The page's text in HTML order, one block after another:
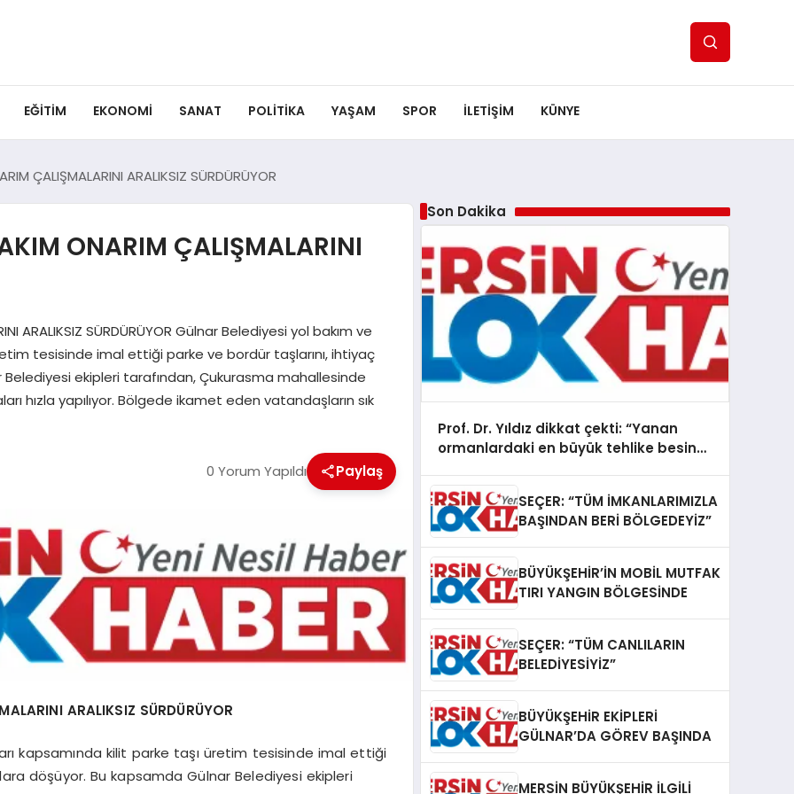
EĞITIM EKONOMI SANAT POLITIKA YAŞAM SPOR ILETİŞİM KÜNYE
ÇALIŞMALARINI ARALIKSIZ SÜRDÜRÜYOR
ONARIM ÇALIŞMALARINI
ARALIKSIZ SÜRDÜRÜYOR Gülnar Belediyesi yol bakım ve
tesisinde imal ettiği parke ve bordür taşlarını, ihtiyaç
ekipleri tarafından, Çukurasma mahallesinde
hızla yapılıyor. Bölgede ikamet eden vatandaşların sık
0 Yorum Yapıldı Paylaş
ARALIKSIZ SÜRDÜRÜYOR
kapsamında kilit parke taşı üretim tesisinde imal ettiği
döşüyor. Bu kapsamda Gülnar Belediyesi ekipleri
Son Dakika
Prof. Dr. Yıldız dikkat çekti: “Yanan
ormanlardaki en büyük tehlike besin
SEÇER: “TÜM İMKANLARIMIZLA
BAŞINDAN BERİ BÖLGEDEYİZ”
BÜYÜKŞEHİR’İN MOBİL MUTFAK
TIRI YANGIN BÖLGESİNDE
SEÇER: “TÜM CANLILARIN
BELEDİYESİYİZ”
BÜYÜKŞEHİR EKİPLERİ
GÜLNAR’DA GÖREV BAŞINDA
MERSİN BÜYÜKŞEHİR İLGİLİ